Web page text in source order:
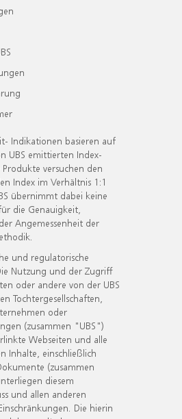
Indikationen basieren auf
UBS emittierten Index-
versuchen den
Index im Verhältnis 1:1
übernimmt dabei keine
die Genauigkeit,
Angemessenheit der
und regulatorische
Nutzung und der Zugriff
oder andere von der UBS
Tochtergesellschaften,
oder
(zusammen "UBS")
Webseiten und alle
Inhalte, einschließlich
(zusammen
diesem
und allen anderen
Die hierin